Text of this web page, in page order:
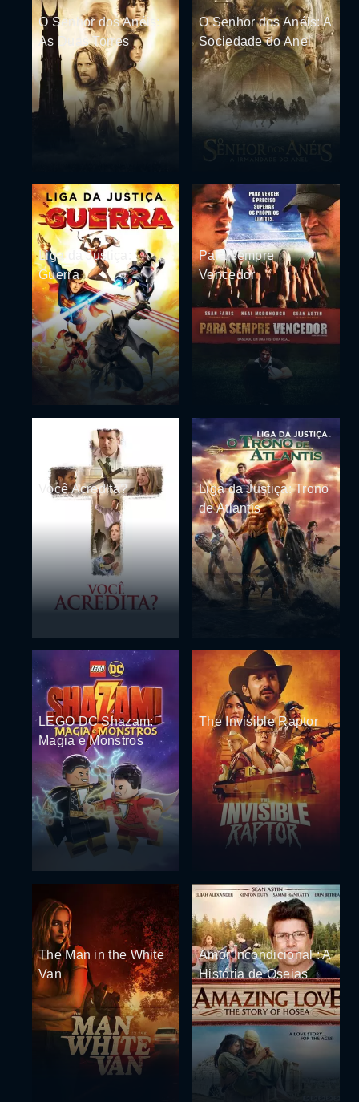
O Senhor dos Anéis:
As Duas Torres
O Senhor dos Anéis: A
Sociedade do Anel
Liga da Justiça:
Guerra
Para sempre
Vencedor
Você Acredita?
Liga da Justiça: Trono
de Atlantis
LEGO DC Shazam:
Magia e Monstros
The Invisible Raptor
The Man in the White
Van
Amor Incondicional : A
História de Oseias